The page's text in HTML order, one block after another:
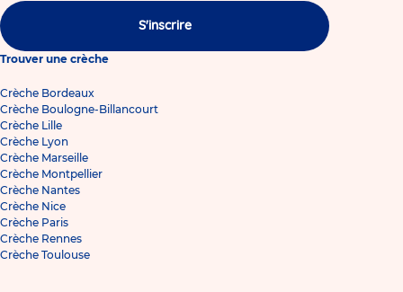
S'inscrire
Trouver une crèche
Crèche Bordeaux
Crèche Boulogne-Billancourt
Crèche Lille
Crèche Lyon
Crèche Marseille
Crèche Montpellier
Crèche Nantes
Crèche Nice
Crèche Paris
Crèche Rennes
Crèche Toulouse